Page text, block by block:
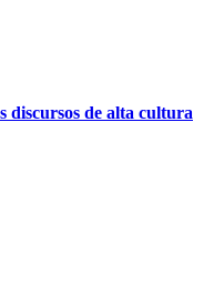
discursos de alta cultura